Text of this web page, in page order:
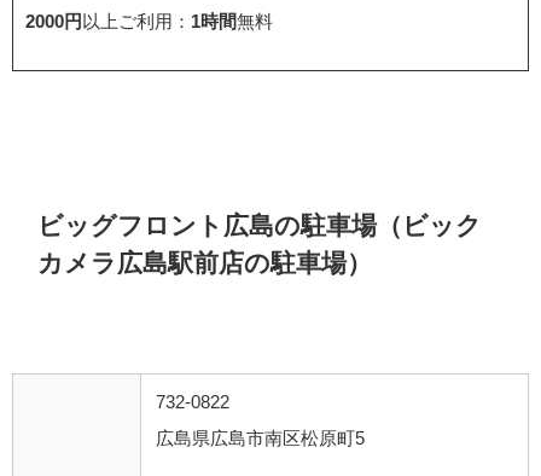
2000円 以上ご利用： 1時間無料
ビッグフロント広島の駐車場（ビック
カメラ広島駅前店の駐車場）
732-0822
広島県広島市南区松原町5